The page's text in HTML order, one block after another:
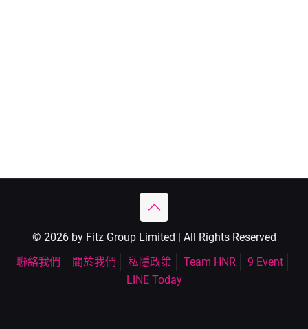
© 2026 by Fitz Group Limited | All Rights Reserved
聯絡我們
關於我們 私隱政策 Team HNR
9 Event
LINE Today